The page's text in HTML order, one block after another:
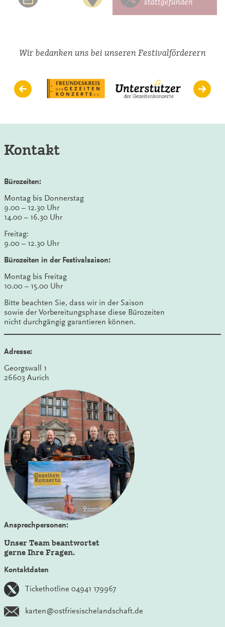
Wir bedanken uns bei unseren Festivalförderern
Kontakt
Bürozeiten:
Montag bis Donnerstag
9.00 – 12.30 Uhr
14.00 – 16.30 Uhr
Freitag:
9.00 – 12.30 Uhr
Bürozeiten in der Festivalsaison:
Montag bis Freitag
10.00 – 15.00 Uhr
Bitte beachten Sie, dass wir in der Saison
sowie der Vorbereitungsphase diese Bürozeiten
nicht durchgängig garantieren können.
Adresse:
Georgswall 1
26603 Aurich
Ansprechpersonen:
Unser Team beantwortet
gerne Ihre Fragen.
Kontaktdaten
Tickethotline 04941 179967
karten@ostfriesischelandschaft.de